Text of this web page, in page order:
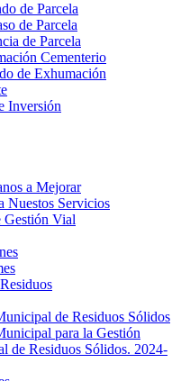
de Parcela
de Parcela
de Parcela
Cementerio
de Exhumación
Inversión
a Mejorar
Nuestos Servicios
Gestión Vial
de Residuos Sólidos
para la Gestión
de Residuos Sólidos. 2024-